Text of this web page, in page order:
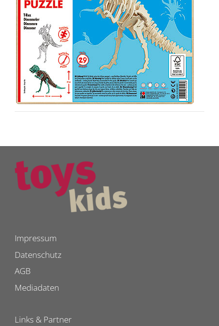
Impressum
Datenschutz
AGB
Mediadaten
Links & Partner